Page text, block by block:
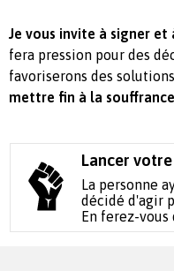
Je vous invite à signer
fera pression pour des
favoriserons des
mettre fin à la
Lancer
La personne
décidé d'agir
En ferez-vous